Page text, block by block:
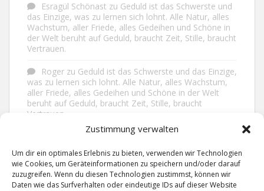
Zustimmung verwalten
Um dir ein optimales Erlebnis zu bieten, verwenden wir Technologien
wie Cookies, um Geräteinformationen zu speichern und/oder darauf
zuzugreifen. Wenn du diesen Technologien zustimmst, können wir
Daten wie das Surfverhalten oder eindeutige IDs auf dieser Website
Esragül Schönast zu Geduld ist das Schwerste und
das Einzige, was zu lernen sich lohnt. Alle Natur, alles
Wachstum, aller Friede, alles Gedeihen und Schöne in
der Welt beruht auf Geduld, braucht Zeit, Stille, braucht
Vertrauen.
Roger zu Geduld ist das Schwerste und das Einzige,
was zu lernen sich lohnt. Alle Natur, alles Wachstum,
aller Friede, alles Gedeihen und Schöne in der Welt
beruht auf Geduld, braucht Zeit, Stille, braucht
Vertrauen.
Nichts in unserem Leben
geschieht ohne Grund. Der Rest ist Zufall.
GridzuMan lebt ruhiger, wenn man nicht alles
sagt, was man weiß, nicht alles glaubt, was man hört